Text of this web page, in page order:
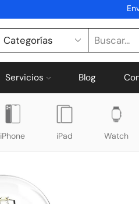
Servicios Blog
iPhone iPad Watch